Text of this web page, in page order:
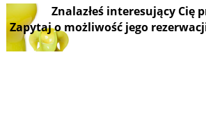
Znalazłeś interesujący Cię
Zapytaj o możliwość jego